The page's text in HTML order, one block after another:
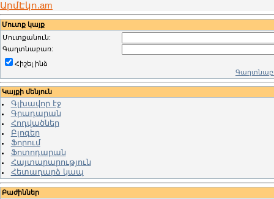
ԱրմԷկո.am
Մուտք կայք
Մուտքանուն:
Գաղտնաբառ:
Հիշել ինձ
Կայքի մենյուն
Գլխավոր էջ
Գրադարան
Հոդվածներ
Բլոգեր
Ֆորում
Ֆոտոդարան
Հայտարարություն
Հետադարձ կապ
Բաժիններ